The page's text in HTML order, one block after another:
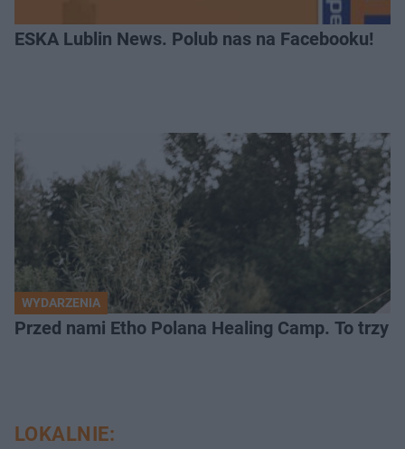
ESKA Lublin News. Polub nas na Facebooku!
WYDARZENIA
Przed nami Etho Polana Healing Camp. To trzy
LOKALNIE: